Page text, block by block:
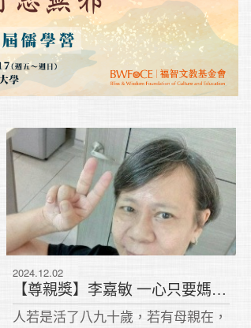
2024.12.02
【尊親獎】李嘉敏 一心只要媽媽好
人若是活了八九十歲，若有母親在，